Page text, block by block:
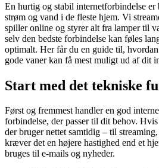
En hurtig og stabil internetforbindelse
strøm og vand i de fleste hjem. Vi
spiller online og styrer alt fra lamper til
selv den bedste forbindelse kan føles
optimalt. Her får du en guide til,
gode vaner kan få mest muligt ud af dit
Start med det tekniske
Først og fremmest handler en god
forbindelse, der passer til dit behov.
der bruger nettet samtidig – til
kræver det en højere hastighed end et
bruges til e-mails og nyheder.